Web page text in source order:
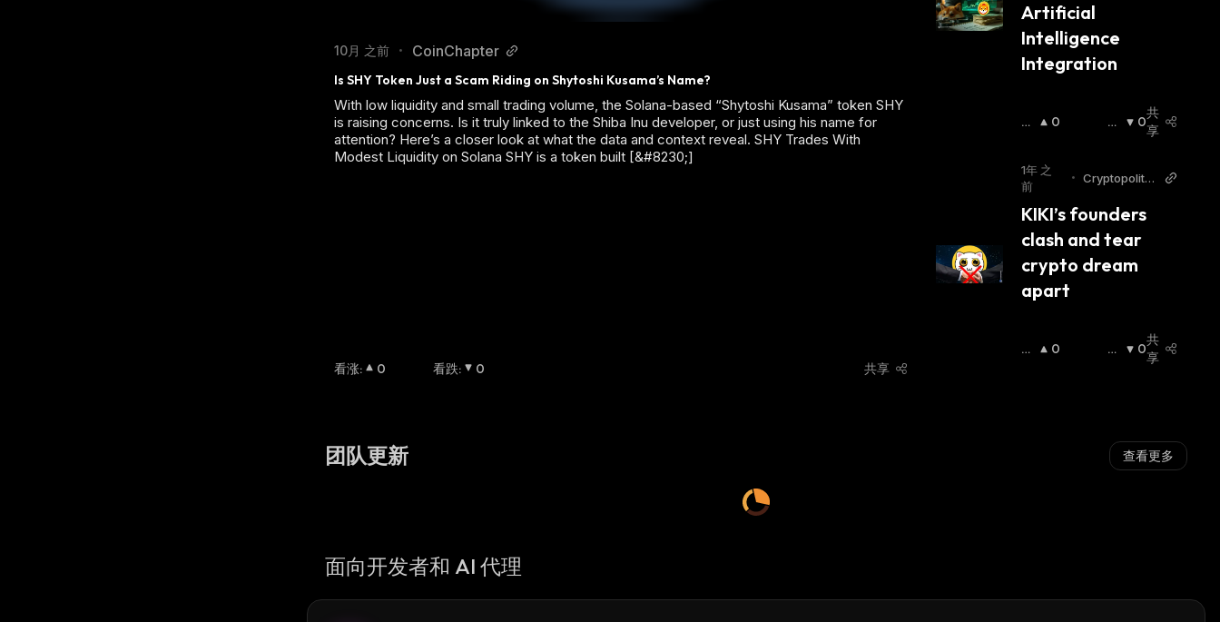
10月 之前 • CoinChapter
Is SHY Token Just a Scam Riding on Shytoshi Kusama’s Name?
With low liquidity and small trading volume, the Solana-based “Shytoshi Kusama” token SHY
is raising concerns. Is it truly linked to the Shiba Inu developer, or just using his name for
attention? Here’s a closer look at what the data and context reveal. SHY Trades With
Modest Liquidity on Solana SHY is a token built [&#8230;]
看涨: 0 看跌: 0 共享
Artificial
Intelligence
Integration
看
0
看
0
共
享
1年 之
前
• Cryptopolita
KIKI’s founders
clash and tear
crypto dream
apart
看
0
看
0
共
享
团队更新 查看更多
面向开发者和 AI 代理